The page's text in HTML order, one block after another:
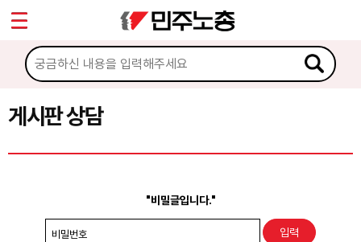
게시판 상담
"비밀글입니다."
비밀번호
마이페이지
소개
소식
노동상담
권리찾기수첩 검색
Sketchbook5, 스케치북5
Sketchbook5, 스케치북5